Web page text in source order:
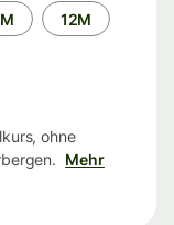
12M
ohne
Mehr